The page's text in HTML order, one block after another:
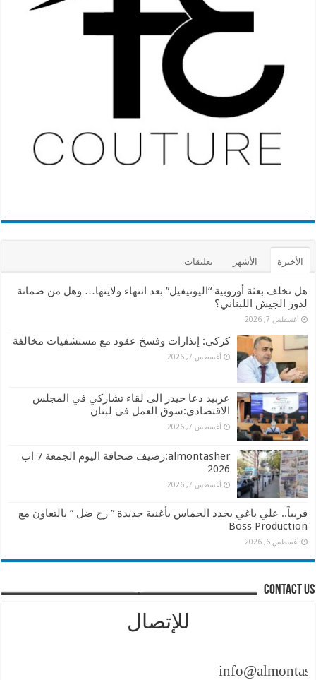
الأخيرة الأشهر تعليقات
هل تخلف بعثة أوروبية “اليونيفيل” بعد انتهاء ولايتها… وهل من ضمانة
لدور الجيش اللبناني؟
أغسطس 7, 2026
كركي: إنذارات وفسخ عقود مع مستشفيات مخالفة
أغسطس 7, 2026
عربيد دعا حيدر الى لقاء تشاركي في المجلس
الاقتصادي:سوق العمل في لبنان
أغسطس 7, 2026
almontasher:رصيف صحافة اليوم الجمعة 7 اب
2026
أغسطس 7, 2026
قريباً.. علي ياغي يجدد الحماس بأغنية جديدة ” رح ضل ” بالتعاون مع
Boss Production
أغسطس 6, 2026
contact us
للإتصال
info@almontasher.com